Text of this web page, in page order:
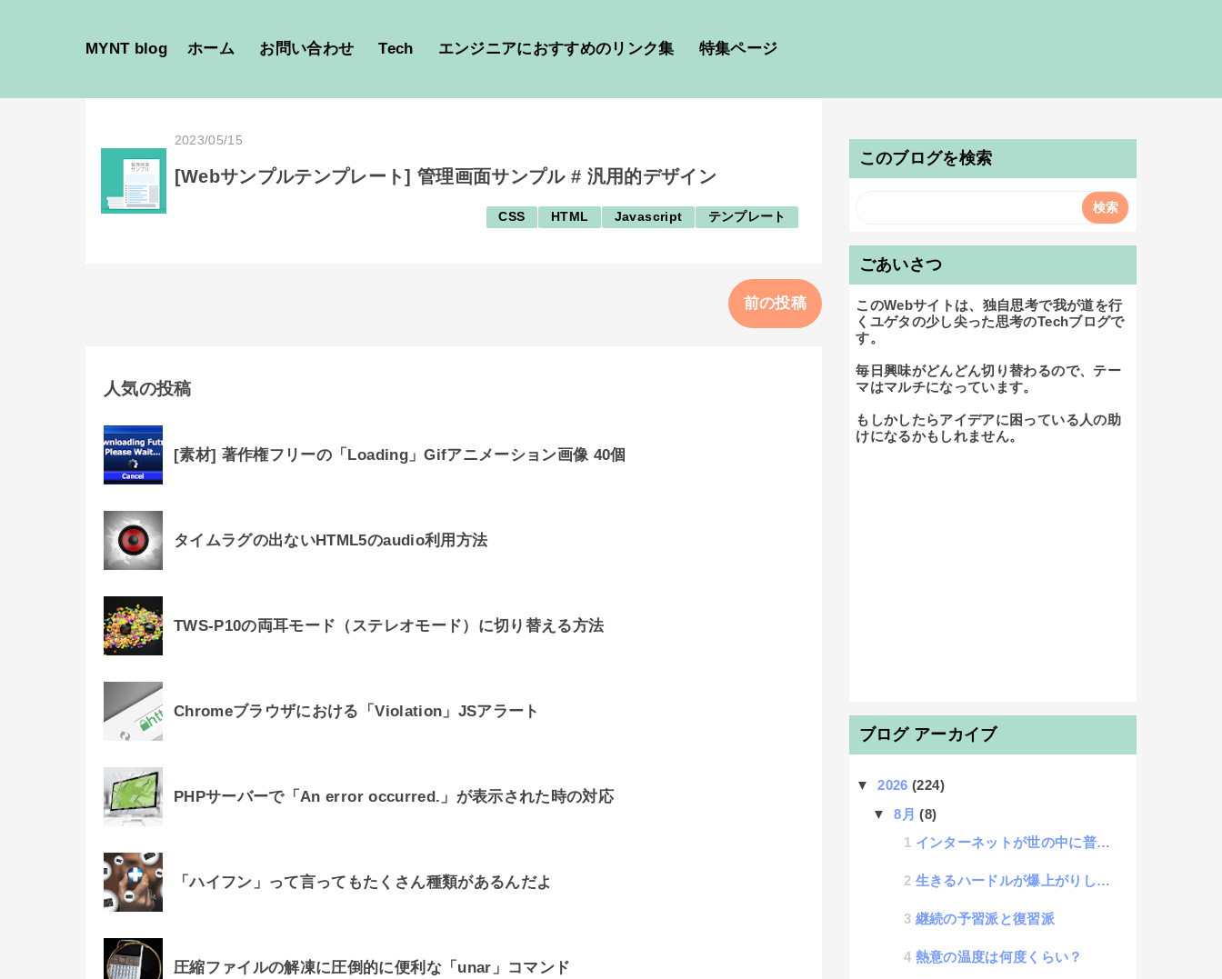
MYNT blog ホーム お問い合わせ Tech エンジニアにおすすめのリンク集 特集ページ
2023/05/15
[Webサンプルテンプレート] 管理画面サンプル # 汎用的デザイン
CSS HTML Javascript テンプレート
前の投稿
人気の投稿
[素材] 著作権フリーの「Loading」Gifアニメーション画像 40個
タイムラグの出ないHTML5のaudio利用方法
TWS-P10の両耳モード（ステレオモード）に切り替える方法
Chromeブラウザにおける「Violation」JSアラート
PHPサーバーで「An error occurred.」が表示された時の対応
「ハイフン」って言ってもたくさん種類があるんだよ
圧縮ファイルの解凍に圧倒的に便利な「unar」コマンド
このブログを検索
ごあいさつ
このWebサイトは、独自思考で我が道を行
くユゲタの少し尖った思考のTechブログで
す。
毎日興味がどんどん切り替わるので、テー
マはマルチになっています。
もしかしたらアイデアに困っている人の助
けになるかもしれません。
ブログ アーカイブ
▼2026(224)
▼8月(8)
インターネットが世の中に普及するほど増える情報弱者の話
生きるハードルが爆上がりしている話
継続の予習派と復習派
熱意の温度は何度くらい？